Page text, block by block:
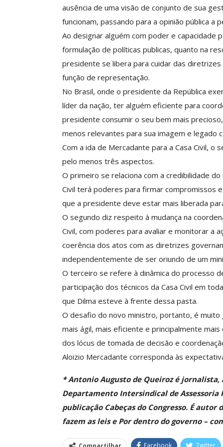
ausência de uma visão de conjunto de sua
funcionam, passando para a opinião pública a
Ao designar alguém com poder e capacidade
formulação de políticas publicas, quanto na
presidente se libera para cuidar das
função de representação.
No Brasil, onde o presidente da República
líder da nação, ter alguém eficiente para
presidente consumir o seu bem mais
menos relevantes para sua imagem e legado
Com a ida de Mercadante para a Casa Civil,
pelo menos três aspectos.
O primeiro se relaciona com a credibilidade
Civil terá poderes para firmar compromissos
que a presidente deve estar mais liberada
O segundo diz respeito à mudança na
Civil, com poderes para avaliar e monitorar a
coerência dos atos com as diretrizes
independentemente de ser oriundo de um
O terceiro se refere à dinâmica do processo
participação dos técnicos da Casa Civil em
que Dilma esteve à frente dessa pasta.
O desafio do novo ministro, portanto, é
mais ágil, mais eficiente e principalmente
dos lócus de tomada de decisão e
Aloizio Mercadante corresponda às
* Antonio Augusto de Queiroz é
Departamento Intersindical de
publicação Cabeças do Congresso. É
fazem as leis e Por dentro do governo –
Clube De
Reúne Dezenas De
Idiomas Com
Comunicacao
IMPRENSA
ASSECOR
Da Mesa
Negociação
Comunicacao 26